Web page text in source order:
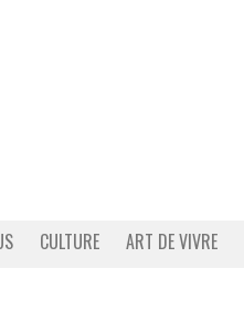
CULTURE ART DE VIVRE